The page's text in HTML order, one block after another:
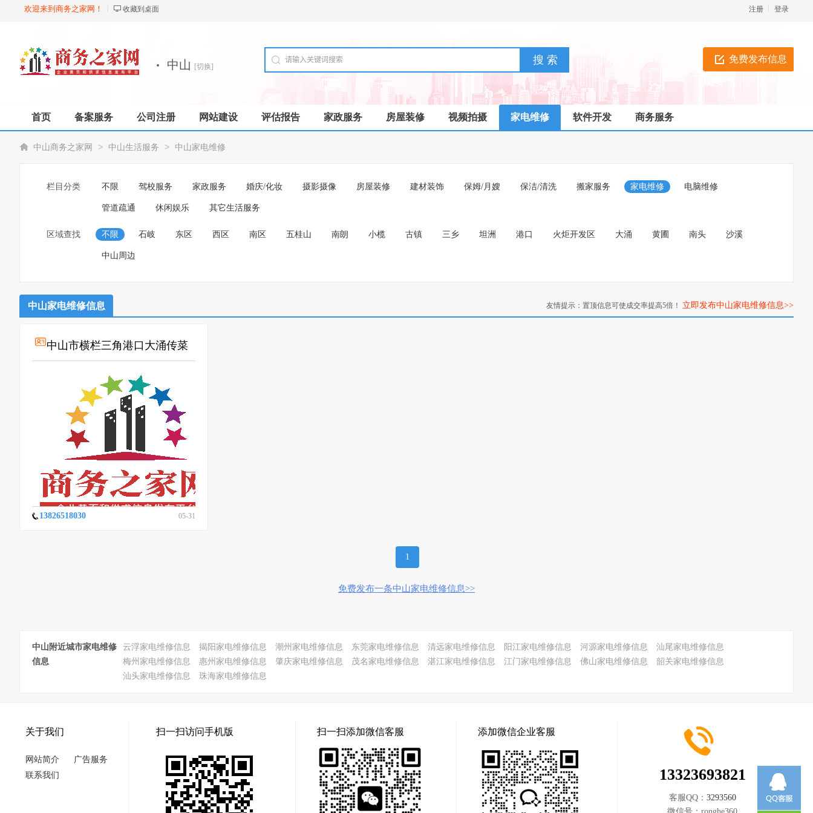
欢迎来到商务之家网！ 收藏到桌面 登录
注册
免费发布信息
· 中山 [切换]
首页 备案服务 公司注册 网站建设 评估报告 家政服务 房屋装修 视频拍摄 家电维修 软件开发 商务服务
中山商务之家网 > 中山生活服务 > 中山家电维修
栏目分类 不限 驾校服务 家政服务 婚庆/化妆 摄影摄像 房屋装修 建材装饰 保姆/月嫂 保洁/清洗 搬家服务 家电维修 电脑维修
管道疏通 休闲娱乐 其它生活服务
区域查找 不限 石岐 东区 西区 南区 五桂山 南朗 小榄 古镇 三乡 坦洲 港口 火炬开发区 大涌 黄圃 南头 沙溪
中山周边
中山家电维修信息 友情提示：置顶信息可使成交率提高5倍！ 立即发布中山家电维修信息>>
中山市横栏三角港口大涌传菜
13826518030 05-31
1
免费发布一条中山家电维修信息>>
中山附近城市家电维修
信息
云浮家电维修信息 揭阳家电维修信息 潮州家电维修信息 东莞家电维修信息 清远家电维修信息 阳江家电维修信息 河源家电维修信息
汕尾家电维修信息
梅州家电维修信息
惠州家电维修信息 肇庆家电维修信息 茂名家电维修信息 湛江家电维修信息 江门家电维修信息 佛山家电维修信息
韶关家电维修信息
汕头家电维修信息
珠海家电维修信息
关于我们
网站简介
广告服务
联系我们
扫一扫访问手机版 扫一扫添加微信客服 添加微信企业客服
13323693821
客服QQ： 3293560